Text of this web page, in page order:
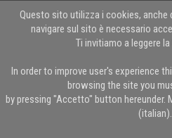
Questo sito utilizza i cookies, anche
navigare sul sito è necessario
Ti invitiamo a leggere la
In order to improve user's experience
browsing the site you
by pressing "Accetto" button hereunder.
(italian).
Torna alla Home del Blog
DeLonghi ambientazioni